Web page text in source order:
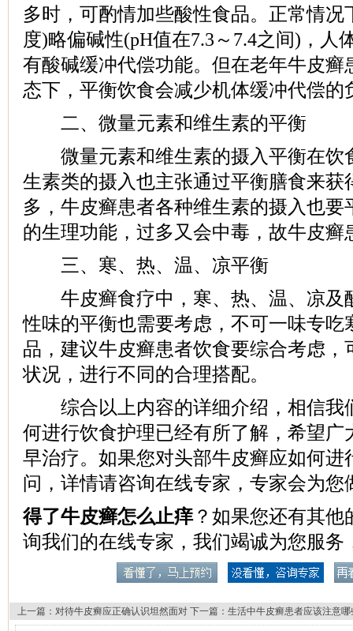
多时，可酌情加些酸性食品。正常情况
度)略偏碱性(pH值在7.3～7.4之间)，人
有酸碱缓冲代偿功能。但在老年牛皮癣
态下，平衡饮食会减少机体缓冲代偿的
二、微量元素和维生素的平衡
微量元素和维生素的摄入平衡在饮
生素类的摄入也主张通过平衡膳食来获
多，牛皮癣患者各种维生素的摄入也要
的生理功能，过多又会中毒，故牛皮癣
三、寒、热、温、凉平衡
牛皮癣食疗中，寒、热、温、凉及
性味的平衡也需要考虑，不可一味专吃
品，建议牛皮癣患者饮食要综合考虑，
状况，进行不同的合理搭配。
综合以上内容的详细介绍，相信我
何进行饮食护理已经有所了解，希望广
早治疗。如果您对头部牛皮癣应如何进
问，详情请咨询在线专家，专家会为您
得了牛皮癣怎么止痒？如果您还有其他
询我们的在线专家，我们竭诚为您服务
上一篇： 对待牛皮癣应正确认识坦然面对 下一篇： 生活中牛皮癣患者应该注意哪